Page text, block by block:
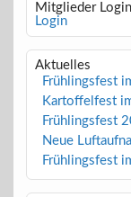
Mitglieder Login
Login
Aktuelles
Frühlingsfest
Kartoffelfest
Frühlingsfest
Neue
Frühlingsfest